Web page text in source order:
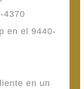
4370
en el 9440-
en un